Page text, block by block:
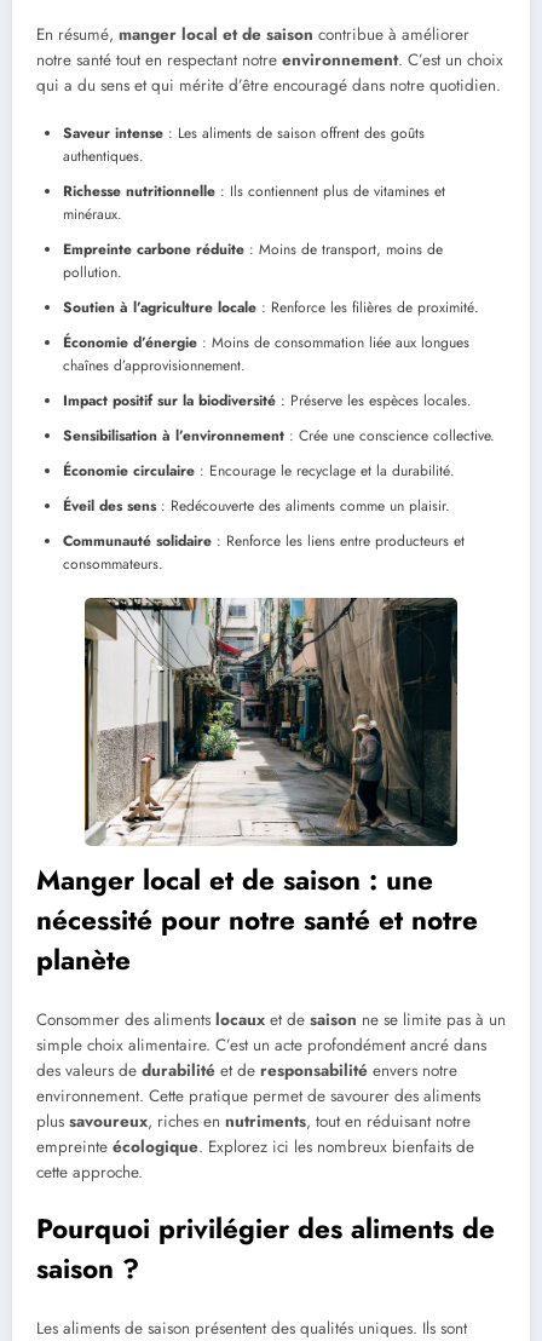
En résumé, manger local et de saison contribue à améliorer
notre santé tout en respectant notre environnement. C’est un choix
qui a du sens et qui mérite d’être encouragé dans notre quotidien.
Saveur intense : Les aliments de saison offrent des goûts
authentiques.
Richesse nutritionnelle : Ils contiennent plus de vitamines et
minéraux.
Empreinte carbone réduite : Moins de transport, moins de
pollution.
Soutien à l’agriculture locale : Renforce les filières de proximité.
Économie d’énergie : Moins de consommation liée aux longues
chaînes d’approvisionnement.
Impact positif sur la biodiversité : Préserve les espèces locales.
Sensibilisation à l’environnement : Crée une conscience collective.
Économie circulaire : Encourage le recyclage et la durabilité.
Éveil des sens: Redécouverte des aliments comme un plaisir.
Communauté solidaire : Renforce les liens entre producteurs et
consommateurs.
Manger local et de saison : une
nécessité pour notre santé et notre
planète
Consommer des aliments locaux et de saison ne se limite pas à un
simple choix alimentaire. C’est un acte profondément ancré dans
des valeurs de durabilité et de responsabilité envers notre
environnement. Cette pratique permet de savourer des aliments
plus savoureux, riches en nutriments, tout en réduisant notre
empreinte écologique. Explorez ici les nombreux bienfaits de
cette approche.
Pourquoi privilégier des aliments de
saison ?
Les aliments de saison présentent des qualités uniques. Ils sont